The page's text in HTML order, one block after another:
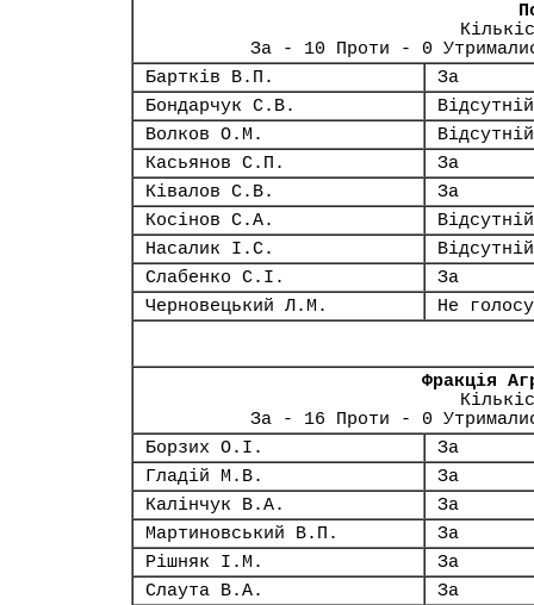
За - 10 Проти - 0
Бартків В.П.
За
Бондарчук С.В.
Відсутній
Волков О.М.
Відсутній
Касьянов С.П.
За
Ківалов С.В.
За
Косінов С.А.
Відсутній
Насалик І.С.
Відсутній
Слабенко С.І.
За
Черновецький Л.М.
Не
Фракція
За - 16 Проти - 0
Борзих О.І.
За
Гладій М.В.
За
Калінчук В.А.
За
Мартиновський В.П.
За
Рішняк І.М.
За
Слаута В.А.
За